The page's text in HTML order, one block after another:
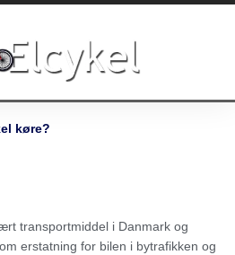
køre?
transportmiddel i Danmark og
erstatning for bilen i bytrafikken og